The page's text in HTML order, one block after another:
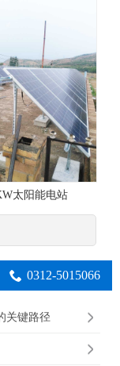
太阳能电站
0312-5015066
关键路径